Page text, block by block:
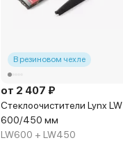
В резиновом чехле
от 2 407 ₽
Стеклоочистители Lynx LW
600/450 мм
LW600 + LW450